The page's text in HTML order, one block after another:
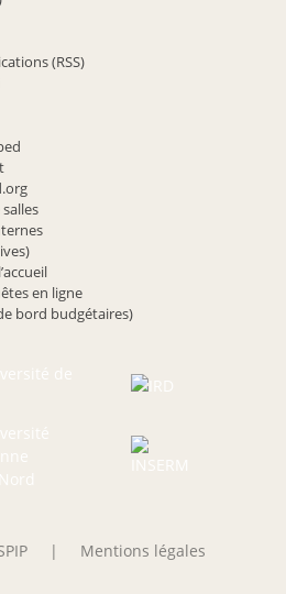
(RSS)
en ligne
bord budgétaires)
| Mentions légales